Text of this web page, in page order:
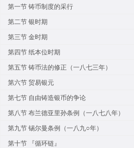
第一节 铸币制度的采行
第二节 银时期
第三节 金时期
第四节 纸本位时期
第五节 铸币法的修正（一八七三年）
第六节 贸易银元
第七节 自由铸造银币的争论
第八节 布兰德亚里孙条例（一八七八年）
第九节 锡尔曼条例（一八九○年）
第十节 『循环链』